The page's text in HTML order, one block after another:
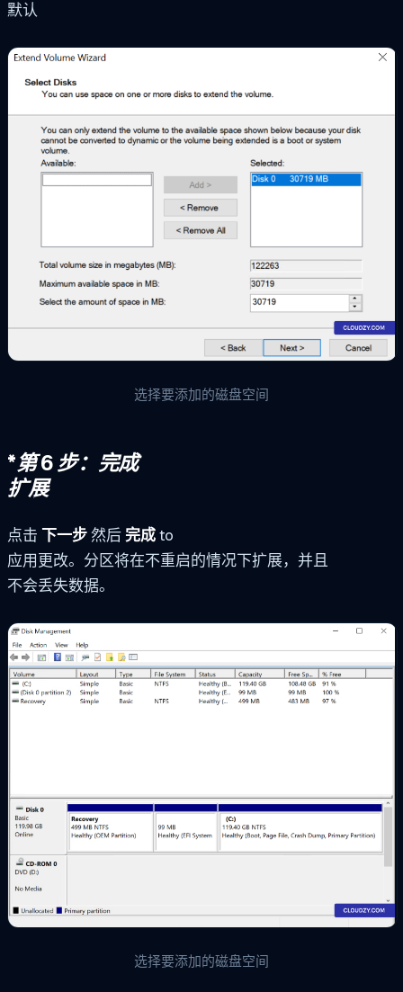
默认
选择要添加的磁盘空间
*第 6 步：完成
扩展
点击 下一步然后完成to
应用更改。分区将在不重启的情况下扩展，并且
不会丢失数据。
选择要添加的磁盘空间